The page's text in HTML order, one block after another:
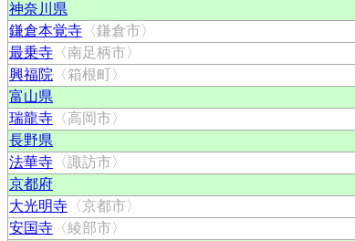
神奈川県
鎌倉本覚寺 〈鎌倉市〉
最乗寺 〈南足柄市〉
興福院 〈箱根町〉
富山県
瑞龍寺 〈高岡市〉
長野県
法華寺 〈諏訪市〉
京都府
大光明寺 〈京都市〉
安国寺 〈綾部市〉